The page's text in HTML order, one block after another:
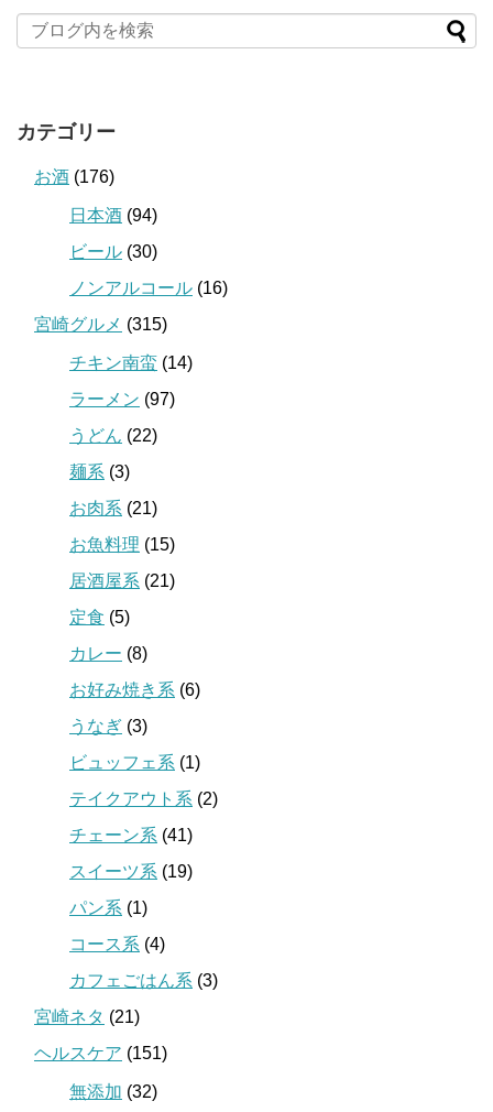
カテゴリー
お酒 (176)
日本酒 (94)
ビール (30)
ノンアルコール (16)
宮崎グルメ (315)
チキン南蛮 (14)
ラーメン (97)
うどん (22)
麺系 (3)
お肉系 (21)
お魚料理 (15)
居酒屋系 (21)
定食 (5)
カレー (8)
お好み焼き系 (6)
うなぎ (3)
ビュッフェ系 (1)
テイクアウト系 (2)
チェーン系 (41)
スイーツ系 (19)
パン系 (1)
コース系 (4)
カフェごはん系 (3)
宮崎ネタ (21)
ヘルスケア (151)
無添加 (32)